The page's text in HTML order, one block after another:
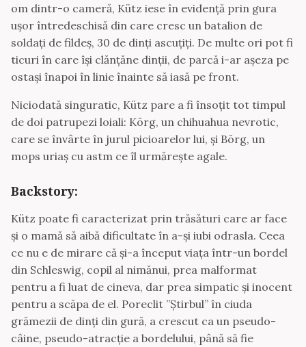
om dintr-o cameră, Kütz iese în evidență prin gura
ușor întredeschisă din care cresc un batalion de
soldați de fildeș, 30 de dinți ascuțiți. De multe ori pot fi
ticuri în care își clănțăne dinții, de parcă i-ar așeza pe
ostași înapoi în linie înainte să iasă pe front.
Niciodată singuratic, Kütz pare a fi însoțit tot timpul
de doi patrupezi loiali: Körg, un chihuahua nevrotic,
care se învârte în jurul picioarelor lui, și Börg, un
mops uriaș cu astm ce îl urmărește agale.
Backstory:
Kütz poate fi caracterizat prin trăsături care ar face
și o mamă să aibă dificultate în a-și iubi odrasla. Ceea
ce nu e de mirare că și-a început viața într-un bordel
din Schleswig, copil al nimănui, prea malformat
pentru a fi luat de cineva, dar prea simpatic și inocent
pentru a scăpa de el. Poreclit ”Știrbul” în ciuda
grămezii de dinți din gură, a crescut ca un pseudo-
câine, pseudo-atracție a bordelului, până să fie